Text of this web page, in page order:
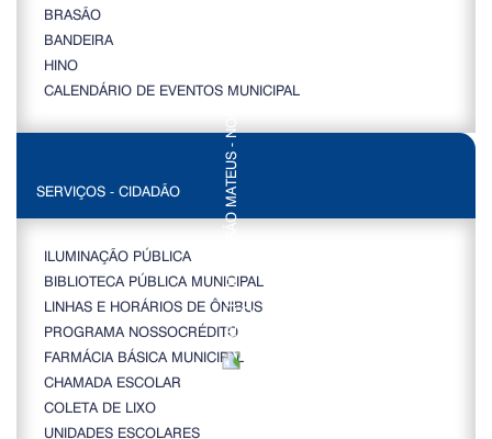
BRASÃO
BANDEIRA
HINO
CALENDÁRIO DE EVENTOS MUNICIPAL
SERVIÇOS - CIDADÃO
ILUMINAÇÃO PÚBLICA
BIBLIOTECA PÚBLICA MUNICIPAL
LINHAS E HORÁRIOS DE ÔNIBUS
PROGRAMA NOSSOCRÉDITO
FARMÁCIA BÁSICA MUNICIPAL
CHAMADA ESCOLAR
COLETA DE LIXO
UNIDADES ESCOLARES